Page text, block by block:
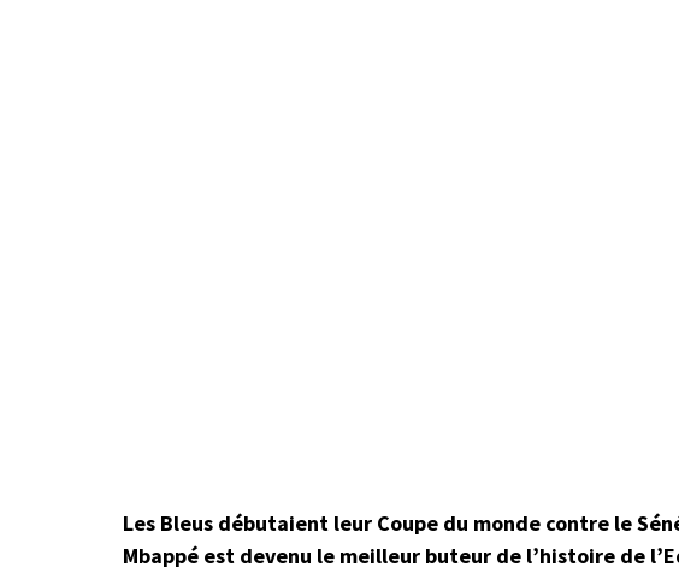
Les Bleus débutaient leur Coupe du monde contre le
Mbappé est devenu le meilleur buteur de l’histoire de